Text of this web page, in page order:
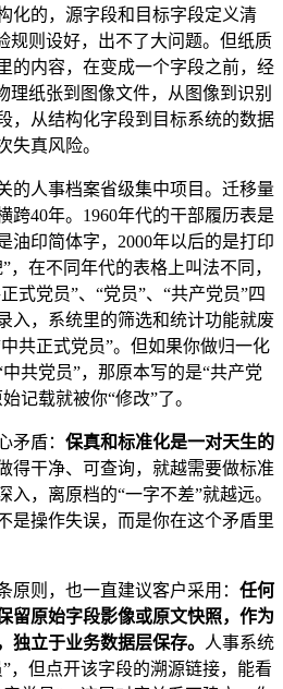
化的，源字段和目标字段定义清
规则设好，出不了大问题。但纸质
的内容，在变成一个字段之前，经
理纸张到图像文件，从图像到识别
，从结构化字段到目标系统的数据
失真风险。
的人事档案省级集中项目。迁移量
跨40年。1960年代的干部履历表是
油印简体字，2000年以后的是打印
，在不同年代的表格上叫法不同，
式党员”、“党员”、“共产党员”四
入，系统里的筛选和统计功能就废
共正式党员”。但如果你做归一化
共党员”，那原本写的是“共产党
记载就被你“修改”了。
矛盾： 保真和标准化是一对天生的
得干净、可查询，就越需要做标准
，离原档的“一字不差”就越远。
是操作失误，而是你在这个矛盾里
原则，也一直建议客户采用： 任何
留原始字段影像或原文快照，作为
独立于业务数据层保存。 人事系统
，但点开该字段的溯源链接，能看